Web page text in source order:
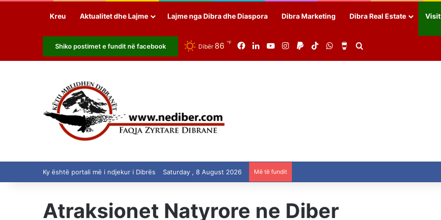
Kreu Aktualitet dhe Lajme Lajme nga Dibra dhe Diaspora Dibra Marketing Dibra Real Estate
Shiko postimet e fundit në facebook Dibër 86 ℉ FacebookLinkedInYouTubeInstagram
PaypalTikTokWhatsAppBuy Me a Coffee
Ky është portali më i ndjekur i Dibrës Saturday , 8 August 2026 Më të fundit
Atraksionet Natyrore ne Diber